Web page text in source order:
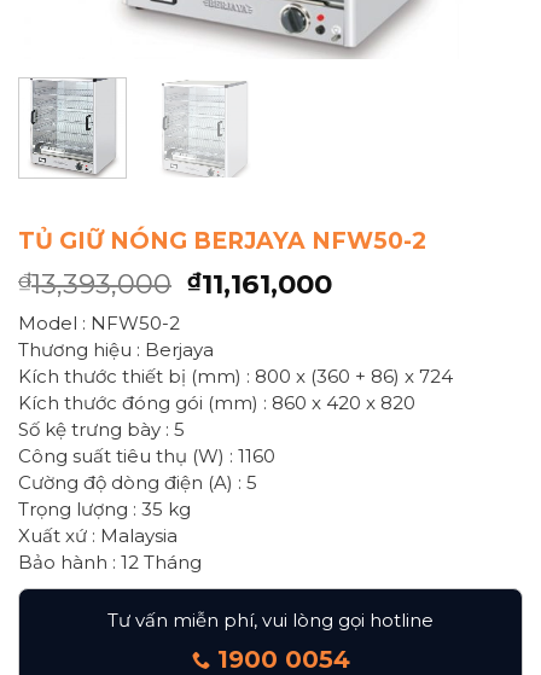
TỦ GIỮ NÓNG BERJAYA NFW50-2
₫13,393,000 ₫11,161,000
Model : NFW50-2
Thương hiệu : Berjaya
Kích thước thiết bị (mm) : 800 x (360 + 86) x 724
Kích thước đóng gói (mm) : 860 x 420 x 820
Số kệ trưng bày : 5
Công suất tiêu thụ (W) : 1160
Cường độ dòng điện (A) : 5
Trọng lượng : 35 kg
Xuất xứ : Malaysia
Bảo hành : 12 Tháng
Tư vấn miễn phí, vui lòng gọi hotline
1900 0054